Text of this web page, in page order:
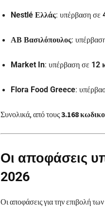
Nestlé Ελλάς: υπέρβαση σε
ΑΒ Βασιλόπουλος:
Market In: υπέρβαση σε 12
Flora Food Greece:
Συνολικά, από τους3.168
Οι αποφάσεις
2026
Οι αποφάσεις για την επιβολή